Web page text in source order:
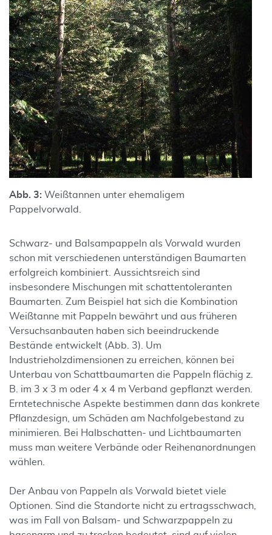
Abb. 3: Weißtannen unter ehemaligem
Pappelvorwald.
Schwarz- und Balsampappeln als Vorwald wurden
schon mit verschiedenen unterständigen Baumarten
erfolgreich kombiniert. Aussichtsreich sind
insbesondere Mischungen mit schattentoleranten
Baumarten. Zum Beispiel hat sich die Kombination
Weißtanne mit Pappeln bewährt und aus früheren
Versuchsanbauten haben sich beeindruckende
Bestände entwickelt (Abb. 3). Um
Industrieholzdimensionen zu erreichen, können bei
Unterbau von Schattbaumarten die Pappeln flächig z.
B. im 3 x 3 m oder 4 x 4 m Verband gepflanzt werden.
Erntetechnische Aspekte bestimmen dann das konkrete
Pflanzdesign, um Schäden am Nachfolgebestand zu
minimieren. Bei Halbschatten- und Lichtbaumarten
muss man weitere Verbände oder Reihenanordnungen
wählen.
Der Anbau von Pappeln als Vorwald bietet viele
Optionen. Sind die Standorte nicht zu ertragsschwach,
was im Fall von Balsam- und Schwarzpappeln zu